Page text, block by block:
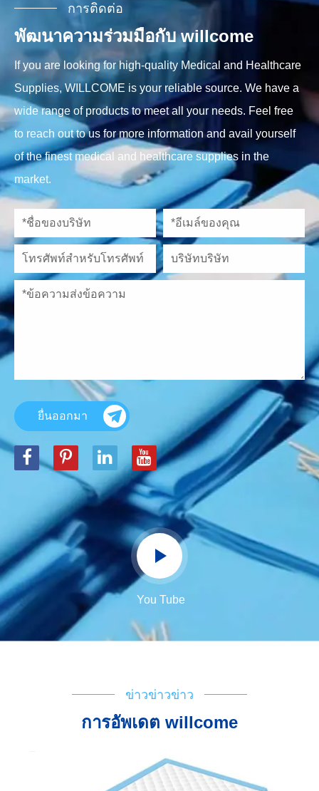
การติดต่อ
พัฒนาความร่วมมือกับ willcome
If you are looking for high-quality Medical and Healthcare
Supplies, WILLCOME is your reliable source. We have a
wide range of products to meet all your needs. Feel free
to reach out to us for more information and avail yourself
of the finest medical and healthcare supplies in the
market.
ยื่นออกมา
You Tube
ข่าวข่าวข่าว
การอัพเดต willcome